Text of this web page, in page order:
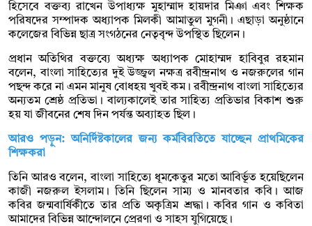
হিসেবে বক্তব্য রাখেন উপাধ্যক্ষ মুহাম্মাদ হায়দার মিঞা এবং শিক্ষক
পরিষদের সম্পাদক অধ্যাপক মিলকী আমাতুল মুগনী। এছাড়া অনুষ্ঠানে
কলেজের বিভিন্ন ছাত্র সংগঠনের নেতৃবৃন্দ উপস্থিত ছিলেন।
প্রধান অতিথির বক্তব্যে অধ্যক্ষ অধ্যাপক মোহাম্মদ হাবিবুর রহমান
বলেন, বাংলা সাহিত্যের দুই উজ্জ্বল নক্ষত্র রবীন্দ্রনাথ ও নজরুলের গান
পছন্দ করে না এমন মানুষ বোধহয় খুবই কম। রবীন্দ্রনাথ বাংলা সাহিত্যের
অন্যতম শ্রেষ্ঠ প্রতিভা। বাল্যকালেই তার সাহিত্য প্রতিভার বিকাশ শুরু
হয় যা জীবনের শেষ দিন পর্যন্ত অব্যাহত ছিল।
আরও পড়ুন:অনির্দিষ্টকালের জন্য কর্মবিরতিতে যাচ্ছেন প্রাথমিকের
শিক্ষকরা
তিনি আরও বলেন, বাংলা সাহিত্যে ধূমকেতুর মতো আবির্ভূত হয়েছিলেন
কাজী নজরুল ইসলাম। তিনি ছিলেন সাম্য ও মানবতার কবি। আজ
কবির জন্মবার্ষিকীতে তার প্রতি অকৃত্রিম শ্রদ্ধা। কবির গান ও কবিতা
আমাদের বিভিন্ন আন্দোলনে প্রেরণা ও সাহস যুগিয়েছে।